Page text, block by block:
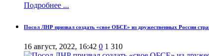
Подробнее ...
Посол ЛНР призвал создать «свое ОБСЕ» из дружественных России
16 август, 2022, 16:42 0 1 310